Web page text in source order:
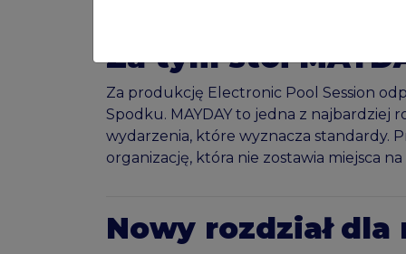
Za tym stoi
Za produkcję Electronic Pool Session
Spodku. MAYDAY to jedna z
wydarzenia, które wyznacza standardy.
organizację, która nie zostawia miejsca
Nowy rozdział